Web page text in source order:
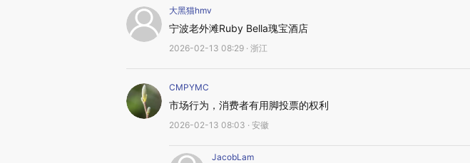
大黑猫hmv
宁波老外滩Ruby Bella瑰宝酒店
2026-02-13 08:29 · 浙江
CMPYMC
市场行为，消费者有用脚投票的权利
2026-02-13 08:03 · 安徽
JacobLam